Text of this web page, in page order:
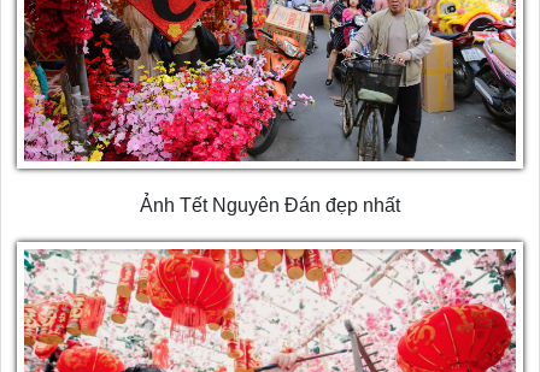
Ảnh Tết Nguyên Đán đẹp nhất